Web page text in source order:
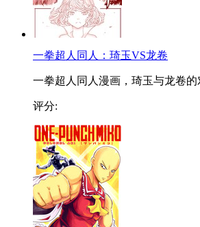
一拳超人同人：琦玉VS龙卷
一拳超人同人漫画，琦玉与龙卷的
评分: